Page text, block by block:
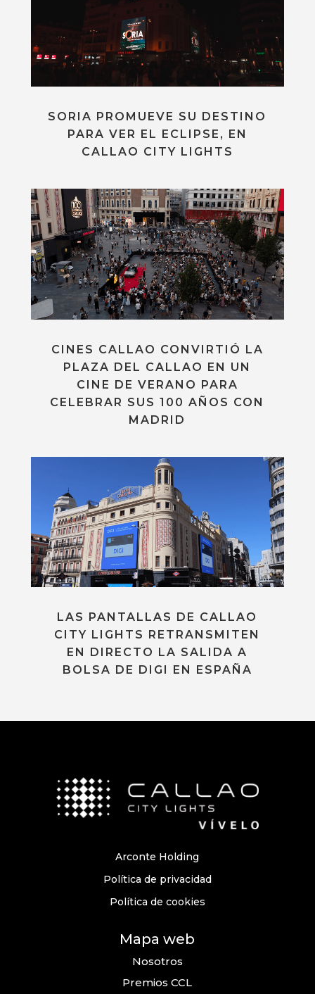
SORIA PROMUEVE SU DESTINO
PARA VER EL ECLIPSE, EN
CALLAO CITY LIGHTS
CINES CALLAO CONVIRTIÓ LA
PLAZA DEL CALLAO EN UN
CINE DE VERANO PARA
CELEBRAR SUS 100 AÑOS CON
MADRID
LAS PANTALLAS DE CALLAO
CITY LIGHTS RETRANSMITEN
EN DIRECTO LA SALIDA A
BOLSA DE DIGI EN ESPAÑA
Arconte Holding
Política de privacidad
Política de cookies
Mapa web
Nosotros
Premios CCL